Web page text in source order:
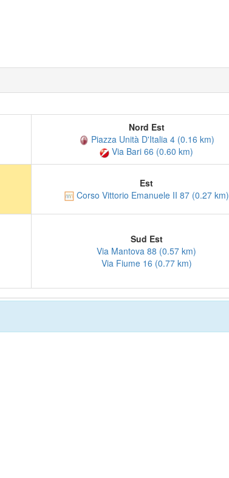
Nord Est
Piazza Unità D'Italia 4 (0.16 km)
Via Bari 66 (0.60 km)
Est
Corso Vittorio Emanuele II 87 (0.27 km)
Sud Est
Via Mantova 88 (0.57 km)
Via Fiume 16 (0.77 km)